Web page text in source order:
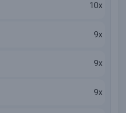
10x
9x
9x
9x